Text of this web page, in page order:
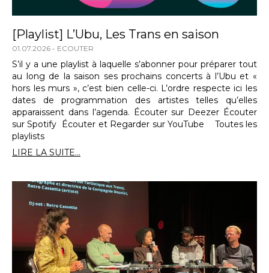
[Playlist] L’Ubu, Les Trans en saison
01.07.2026 ECOUTER
S’il y a une playlist à laquelle s’abonner pour préparer tout
au long de la saison ses prochains concerts à l’Ubu et «
hors les murs », c’est bien celle-ci. L’ordre respecte ici les
dates de programmation des artistes telles qu’elles
apparaissent dans l’agenda. Écouter sur Deezer Écouter
sur Spotify Écouter et Regarder sur YouTube Toutes les
playlists
LIRE LA SUITE...